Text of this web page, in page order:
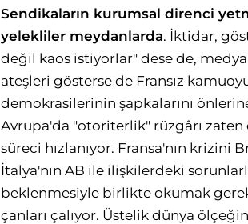
Sendikaların kurumsal direnci
yelekliler meydanlarda. İktidar,
değil kaos istiyorlar" dese de,
ateşleri gösterse de Fransız
demokrasilerinin şapkalarını
Avrupa'da "otoriterlik" rüzgârı zaten
süreci hızlanıyor. Fransa'nın
İtalya'nın AB ile ilişkilerdeki
beklenmesiyle birlikte okumak
çanları çalıyor. Üstelik dünya